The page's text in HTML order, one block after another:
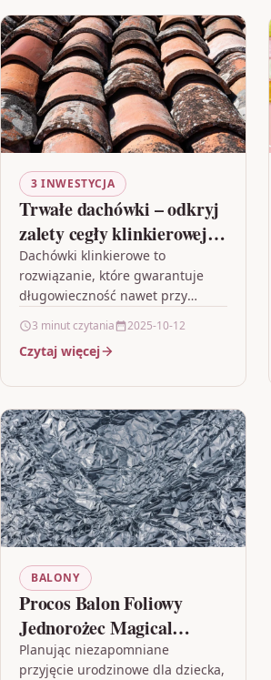
3 INWESTYCJA
Trwałe dachówki – odkryj
zalety cegły klinkierowej w
budownictwie
Dachówki klinkierowe to
rozwiązanie, które gwarantuje
długowieczność nawet przy
pogodowych. Dzięki zastosowaniu
wysokiej jakości gliny i
3 minut czytania 2025-10-12
Czytaj więcej
BALONY
Procos Balon Foliowy
Jednorożec Magical
Birthday 46Cm 1Szt
Planując niezapomniane
przyjęcie urodzinowe dla dziecka,